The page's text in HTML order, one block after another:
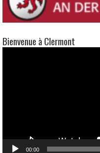
Bienvenue à Clermont
00:00